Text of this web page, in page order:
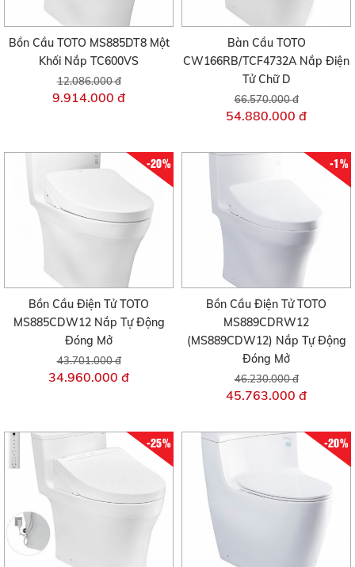
Bồn Cầu TOTO MS885DT8 Một
Khối Nắp TC600VS
12.086.000 đ
9.914.000 đ
Bàn Cầu TOTO
CW166RB/TCF4732A Nắp Điện
Tử Chữ D
66.570.000 đ
54.880.000 đ
-20%
Bồn Cầu Điện Tử TOTO
MS885CDW12 Nắp Tự Động
Đóng Mở
43.701.000 đ
34.960.000 đ
-1%
Bồn Cầu Điện Tử TOTO
MS889CDRW12
(MS889CDW12) Nắp Tự Động
Đóng Mở
46.230.000 đ
45.763.000 đ
-25% -20%